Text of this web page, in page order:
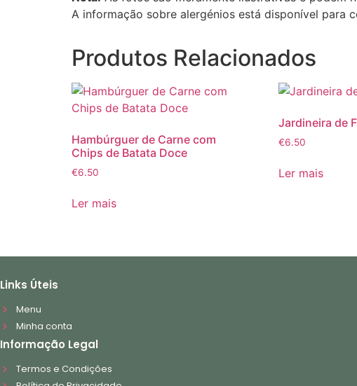
A informação sobre alergénios está disponível para
Produtos Relacionados
Hambúrguer de Carne com
Chips de Batata Doce
€6.50
Ler mais
Jardineira de
€6.50
Ler mais
Links Úteis
Menu
Minha conta
Informação Legal
Termos e Condições